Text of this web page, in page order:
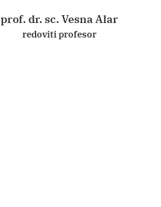
prof. dr. sc. Vesna Alar
redoviti profesor